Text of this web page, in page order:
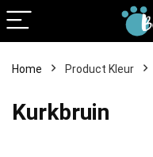
Home Product Kleur
Kurkbruin